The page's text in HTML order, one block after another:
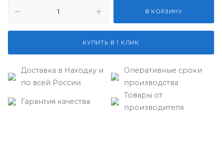
В КОРЗИНУ
КУПИТЬ В 1 КЛИК
Доставка в Находку и
по всей России
Оперативные сроки
производства
Гарантия качества
Товары от
производителя